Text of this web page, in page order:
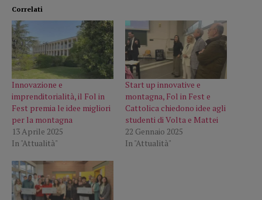
Correlati
Innovazione e
imprenditorialità, il Fol in
Fest premia le idee migliori
per la montagna
13 Aprile 2025
In "Attualità"
Start up innovative e
montagna, Fol in Fest e
Cattolica chiedono idee agli
studenti di Volta e Mattei
22 Gennaio 2025
In "Attualità"